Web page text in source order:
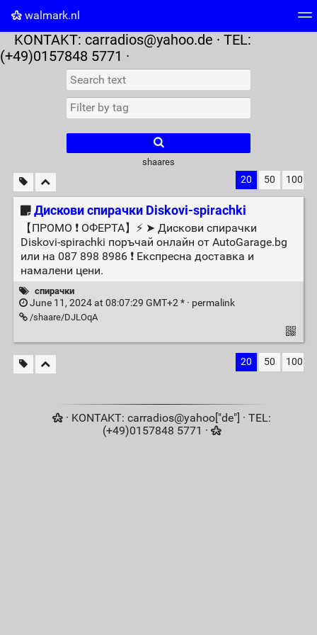
walmark.nl
Tag cloud Picture wall Daily RSS Feed
KONTAKT: carradios@yahoo.de · TEL:
(+49)0157848 5771 ·
shaares
20 50 100
Дискови спирачки Diskovi-spirachki
【ПРОМО ❗ ОФЕРТА】⚡️ ➤ Дискови спирачки
Diskovi-spirachki поръчай онлайн от AutoGarage.bg
или на 087 898 8986 ❗ Експресна доставка и
намалени цени.
спирачки
June 11, 2024 at 08:07:29 GMT+2 * · permalink
/shaare/DJLOqA
20 50 100
· KONTAKT: carradios@yahoo["de"] · TEL:
(+49)0157848 5771 ·